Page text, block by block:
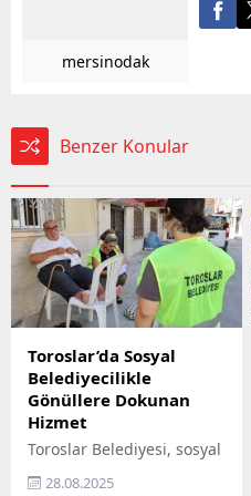
mersinodak
Benzer Konular
Toroslar’da Sosyal
Belediyecilikle
Gönüllere Dokunan
Hizmet
Toroslar Belediyesi, sosyal
belediyecilik anlayışıyla
28.08.2025